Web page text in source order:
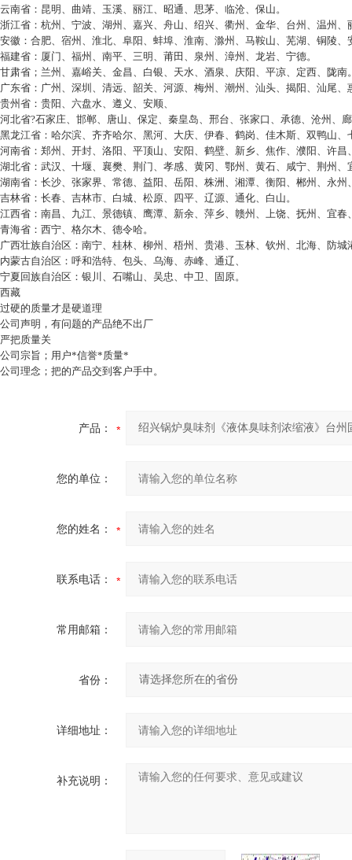
云南省：昆明、曲靖、玉溪、丽江、昭通、思茅、临沧、保山。
浙江省：杭州、宁波、湖州、嘉兴、舟山、绍兴、衢州、金华、台州、温州、
安徽：合肥、宿州、淮北、阜阳、蚌埠、淮南、滁州、马鞍山、芜湖、铜陵
福建省：厦门、福州、南平、三明、莆田、泉州、漳州、龙岩、宁德。
甘肃省；兰州、嘉峪关、金昌、白银、天水、酒泉、庆阳、平凉、定西、陇南
广东省：广州、深圳、清远、韶关、河源、梅州、潮州、汕头、揭阳、汕尾
贵州省：贵阳、六盘水、遵义、安顺、
河北省?石家庄、邯郸、唐山、保定、秦皇岛、邢台、张家口、承德、沧州、
黑龙江省：哈尔滨、齐齐哈尔、黑河、大庆、伊春、鹤岗、佳木斯、双鸭山
河南省：郑州、开封、洛阳、平顶山、安阳、鹤壁、新乡、焦作、濮阳、许
湖北省：武汉、十堰、襄樊、荆门、孝感、黄冈、鄂州、黄石、咸宁、荆州、
湖南省：长沙、张家界、常德、益阳、岳阳、株洲、湘潭、衡阳、郴州、永州
吉林省：长春、吉林市、白城、松原、四平、辽源、通化、白山。
江西省：南昌、九江、景德镇、鹰潭、新余、萍乡、赣州、上饶、抚州、宜春
青海省：西宁、格尔木、德令哈。
广西壮族自治区：南宁、桂林、柳州、梧州、贵港、玉林、钦州、北海、防
内蒙古自治区：呼和浩特、包头、乌海、赤峰、通辽、
宁夏回族自治区：银川、石嘴山、吴忠、中卫、固原。
西藏
过硬的质量才是硬道理
公司声明，有问题的产品绝不出厂
严把质量关
公司宗旨；用户*信誉*质量*
公司理念；把的产品交到客户手中。
产品：
您的单位：
您的姓名：
联系电话：
常用邮箱：
省份：
详细地址：
补充说明：